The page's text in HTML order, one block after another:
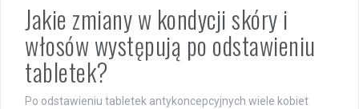
Jakie zmiany w kondycji skóry i
włosów występują po odstawieniu
tabletek?
Po odstawieniu tabletek antykoncepcyjnych wiele kobiet